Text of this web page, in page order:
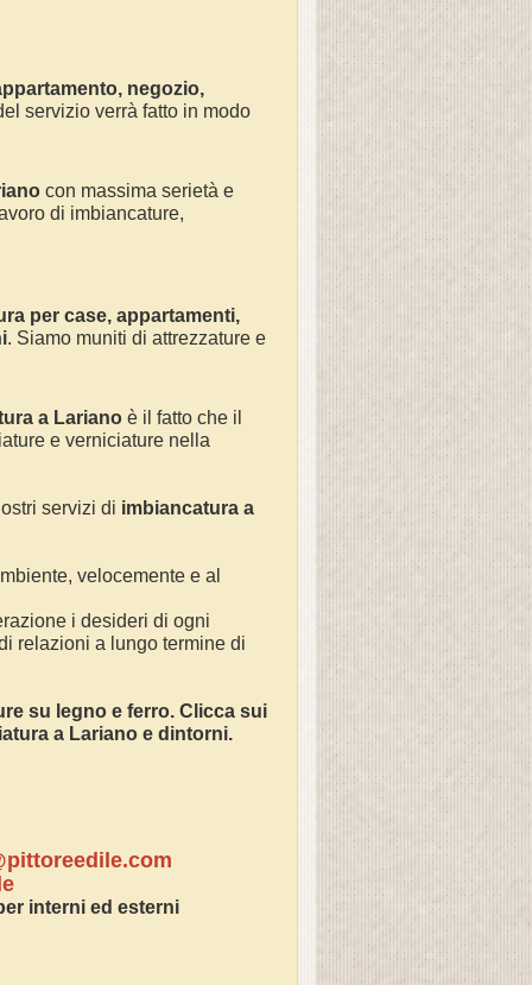
negozio,
servizio verrà fatto in modo
con massima serietà e
di imbiancature,
per case, appartamenti,
. Siamo muniti di attrezzature e
a Lariano è il fatto che il
e verniciature nella
servizi di imbiancatura a
velocemente e al
i desideri di ogni
relazioni a lungo termine di
su legno e ferro. Clicca sui
a Lariano e dintorni.
interni ed esterni